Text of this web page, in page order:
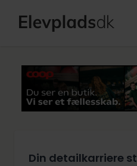
Din detailkarriere